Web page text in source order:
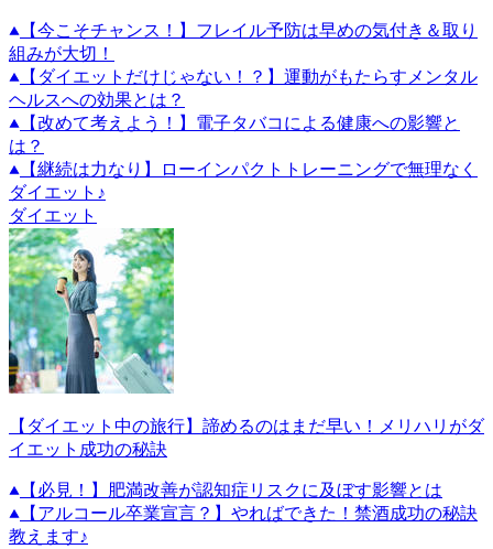
【今こそチャンス！】フレイル予防は早めの気付き＆取り
組みが大切！
【ダイエットだけじゃない！？】運動がもたらすメンタル
ヘルスへの効果とは？
【改めて考えよう！】電子タバコによる健康への影響と
は？
【継続は力なり】ローインパクトトレーニングで無理なく
ダイエット♪
ダイエット
【ダイエット中の旅行】諦めるのはまだ早い！メリハリがダ
イエット成功の秘訣
【必見！】肥満改善が認知症リスクに及ぼす影響とは
【アルコール卒業宣言？】やればできた！禁酒成功の秘訣
教えます♪